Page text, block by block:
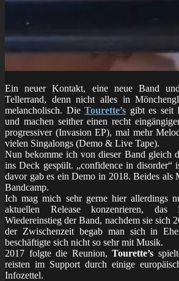
Ein neuer Kontakt, eine neue Band
Tellerrand, denn nicht alles in
melancholisch. DieTourette’s gibt es seit
und machen seither einen recht
progressiver (Invasion EP), mal mehr
vielen Singalongs (Demo & Live Tape).
Nun bekomme ich von dieser Band gleich
ins Deck gespült. „confidence in disorder“
davor gab es ein Demo in 2018. Beides als
Bandcamp.
Ich mag mich sehr gerne hier allerdings
aktuellen Release konzenrieren,
Wiedereinstieg der Band, nachdem sie sich
der Zwischenzeit begab man sich in
beschäftigte sich nicht so sehr mit Musik.
2017 folgte die Reunion,Tourette’s
reisten im Support durch einige
Infozettel.